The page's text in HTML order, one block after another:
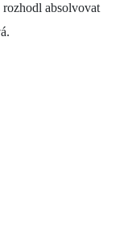
rozhodl absolvovat